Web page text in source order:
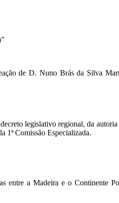
de D. Nuno Brás da Silva
legislativo regional, da
1ª Comissão Especializada.
entre a Madeira e o Continente